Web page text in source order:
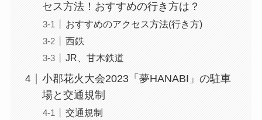
セス方法！おすすめの行き方は？
おすすめのアクセス方法(行き方)
西鉄
JR、甘木鉄道
小郡花火大会2023「夢HANABI」の駐車
場と交通規制
交通規制